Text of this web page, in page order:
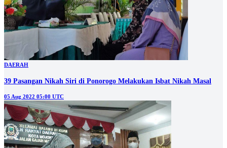
DAERAH
39 Pasangan Nikah Siri di Ponorogo Melakukan Isbat Nikah Masal
05 Aug 2022 05:00 UTC